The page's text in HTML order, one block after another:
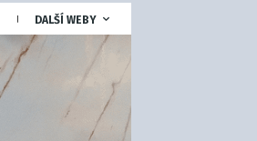
DALŠÍ WEBY